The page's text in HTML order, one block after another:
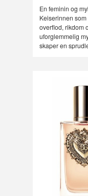
En feminin og
Keiserinnen
overflod, rikdom
uforglemmelig
skaper en